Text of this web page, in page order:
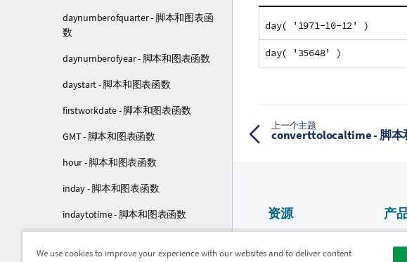
daynumberofquarter - 脚本和图表函
数
daynumberofyear - 脚本和图表函数
daystart - 脚本和图表函数
firstworkdate - 脚本和图表函数
GMT - 脚本和图表函数
hour - 脚本和图表函数
inday - 脚本和图表函数
indaytotime - 脚本和图表函数
day( '1971-10-12' )
day( '35648' )
上一个主题
converttolocaltime - 脚本
资源 产
We use cookies to improve your experience with our websites and to deliver content